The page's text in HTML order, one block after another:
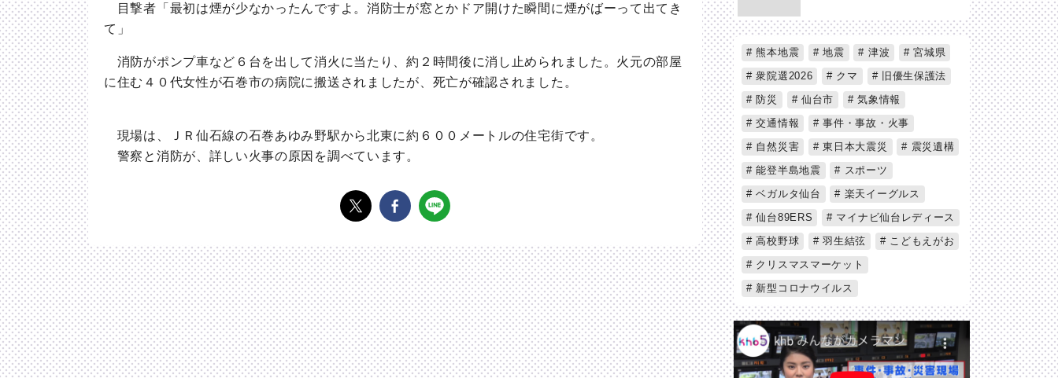
目撃者「最初は煙が少なかったんですよ。消防士が窓とかドア開けた瞬間に煙がばーって出てき
て」
消防がポンプ車など６台を出して消火に当たり、約２時間後に消し止められました。火元の部屋
に住む４０代女性が石巻市の病院に搬送されましたが、死亡が確認されました。
現場は、ＪＲ仙石線の石巻あゆみ野駅から北東に約６００メートルの住宅街です。
警察と消防が、詳しい火事の原因を調べています。
熊本地震 地震 津波
宮城県
衆院選2026
クマ
旧優生保護法
防災
仙台市
気象情報
交通情報
事件・事故・火事
自然災害
東日本大震災
震災遺構
能登半島地震
スポーツ
ベガルタ仙台
楽天イーグルス
仙台89ERS
マイナビ仙台レディース
高校野球
羽生結弦
こどもえがお
クリスマスマーケット
新型コロナウイルス